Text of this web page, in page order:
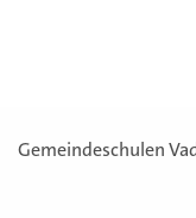
Gemeindeschulen